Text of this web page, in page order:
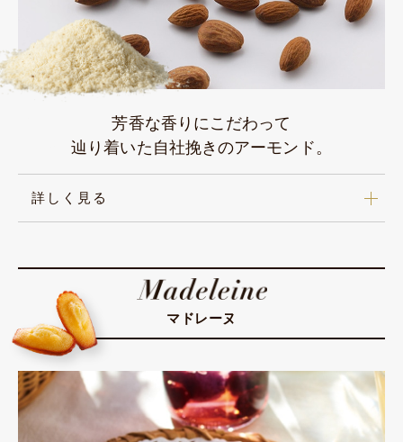
芳香な香りにこだわって
辿り着いた自社挽きのアーモンド。
詳しく見る
マドレーヌ